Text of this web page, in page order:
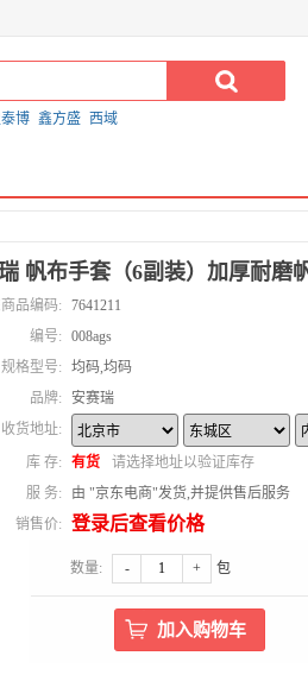
博 鑫方盛 西域
帆布手套（6副装）加厚耐磨
品编码:
7641211
编号:
008ags
规格型号:
均码,均码
品牌:
安赛瑞
收货地址:
库 存:
有货
请选择地址以验证库存
服 务:
由 "京东电商"发货,并提供售后服务
销售价:
登录后查看价格
数量: - + 包